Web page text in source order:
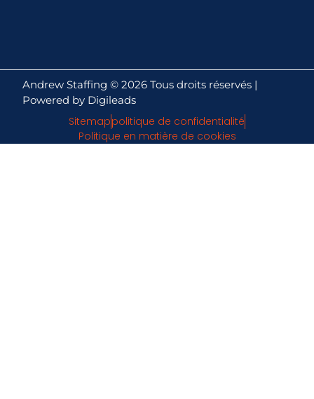
Andrew Staffing ©2026 Tous droits réservés |
Powered by Digileads
Sitemappolitique de confidentialité
Politique en matière de cookies